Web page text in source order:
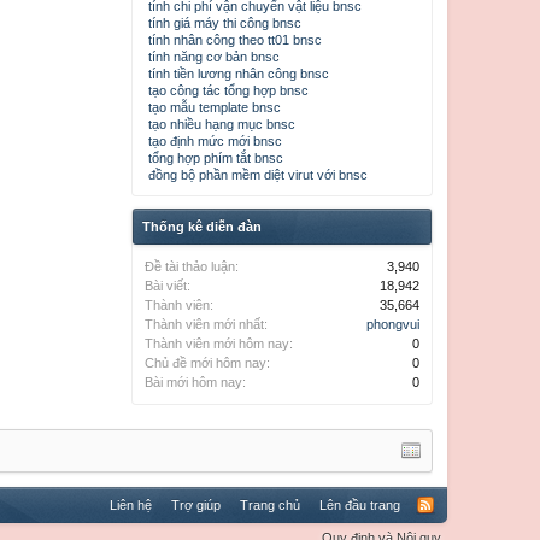
tính chi phí vận chuyển vật liệu bnsc
tính giá máy thi công bnsc
tính nhân công theo tt01 bnsc
tính năng cơ bản bnsc
tính tiền lương nhân công bnsc
tạo công tác tổng hợp bnsc
tạo mẫu template bnsc
tạo nhiều hạng mục bnsc
tạo định mức mới bnsc
tổng hợp phím tắt bnsc
đồng bộ phần mềm diệt virut với bnsc
Thống kê diễn đàn
Đề tài thảo luận:
3,940
Bài viết:
18,942
Thành viên:
35,664
Thành viên mới nhất:
phongvui
Thành viên mới hôm nay:
0
Chủ đề mới hôm nay:
0
Bài mới hôm nay:
0
Liên hệ Trợ giúp Trang chủ Lên đầu trang